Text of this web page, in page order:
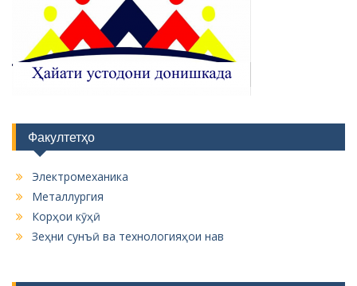
Факултетҳо
Электромеханика
Металлургия
Корҳои кӯҳӣ
Зеҳни сунъӣ ва технологияҳои нав